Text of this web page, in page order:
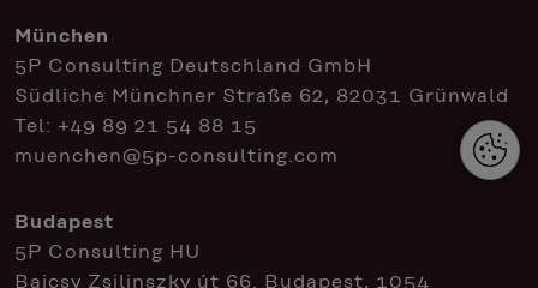
München
5P Consulting Deutschland GmbH
Südliche Münchner Straße 62, 82031 Grünwald
Tel: +49 89 21 54 88 15
muenchen@5p-consulting.com
Budapest
5P Consulting HU
Bajcsy Zsilinszky út 66. Budapest, 1054